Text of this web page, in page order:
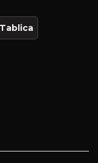
Tablica